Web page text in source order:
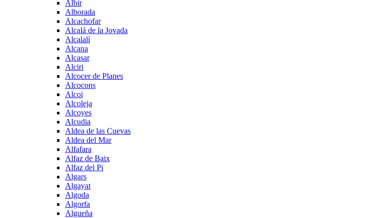
Albir
Alborada
Alcachofar
Alcalá de la Jovada
Alcalalí
Alcana
Alcasar
Alciri
Alcocer de Planes
Alcocons
Alcoi
Alcoleja
Alcoyes
Alcudia
Aldea de las Cuevas
Aldea del Mar
Alfafara
Alfaz de Baix
Alfaz del Pi
Algars
Algayat
Algoda
Algorfa
Algueña